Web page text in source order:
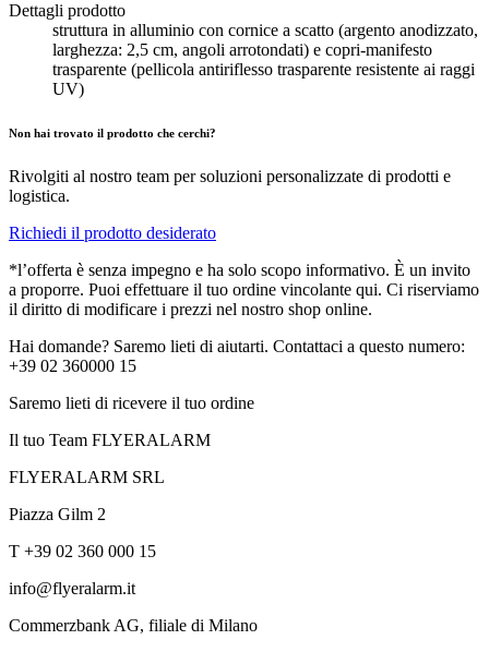
Dettagli prodotto
struttura in alluminio con cornice a scatto (argento anodizzato,
larghezza: 2,5 cm, angoli arrotondati) e copri-manifesto
trasparente (pellicola antiriflesso trasparente resistente ai raggi
UV)
Non hai trovato il prodotto che cerchi?
Rivolgiti al nostro team per soluzioni personalizzate di prodotti e
logistica.
Richiedi il prodotto desiderato
*l’offerta è senza impegno e ha solo scopo informativo. È un invito
a proporre. Puoi effettuare il tuo ordine vincolante qui. Ci riserviamo
il diritto di modificare i prezzi nel nostro shop online.
Hai domande? Saremo lieti di aiutarti. Contattaci a questo numero:
+39 02 360000 15
Saremo lieti di ricevere il tuo ordine
Il tuo Team FLYERALARM
FLYERALARM SRL
Piazza Gilm 2
T +39 02 360 000 15
info@flyeralarm.it
Commerzbank AG, filiale di Milano